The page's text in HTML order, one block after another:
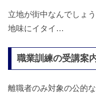
立地が街中なんでしょ
地味にイタイ…
職業訓練の受講案
離職者のみ対象の公的